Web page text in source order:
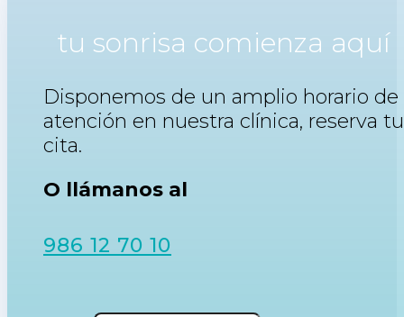
tu sonrisa comienza aquí
Disponemos de un amplio horario de
atención en nuestra clínica, reserva tu
cita.
O llámanos al
986 12 70 10